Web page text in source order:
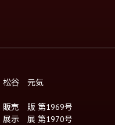
松谷 元気
販売 販 第1969号
展示 展 第1970号